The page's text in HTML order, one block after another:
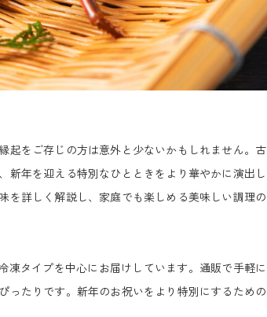
起をご存じの方は意外と少ないかもしれません。古
新年を迎える特別なひとときをより華やかに演出し
を詳しく解説し、家庭でも楽しめる美味しい調理の
凍タイプを中心にお届けしています。通販で手軽に
ったりです。新年のお祝いをより特別にするための